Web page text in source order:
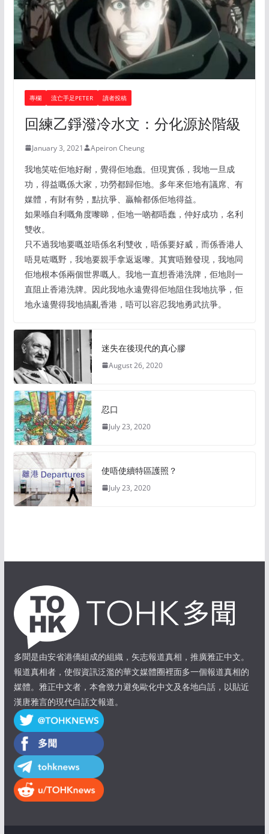
專欄 流亡手足PETER 讀者投稿
回練乙錚潑冷水文：分化源於階級
January 3, 2021 Apeiron Cheung
我地笑咗佢地好耐，覺得佢地蠢。但現實係，我地一旦成
功，得益嘅係大家，功勞都歸佢地。多年來佢地有議席、有
媒體，有財有勢，點抗爭、贏輸都係佢地得益。
如果喺自利嘅角度嚟睇，佢地一啲都唔蠢，仲好成功，名利
雙收。
只不過我地要嘅並唔係名利雙收，唔係要好威，而係香港人
唔見咗嘅野，我地要親手拿返返嚟。其實唔難發現，我地同
佢地根本係兩個世界嘅人。我地一直想香港洗牌，佢地則一
直阻止香港洗牌。因此我地永遠覺得佢地阻住我地抗爭，佢
地永遠覺得我地搞亂香港，唔可以容忍我地勇武抗爭。
迷失在後現代的真心膠
August 26, 2020
忍口
July 23, 2020
使唔使續特區護照？
July 23, 2020
多聞是由安省港僑組成的組織，矢志報道真相，推廣雅正中文。
報道真相者，使假資訊泛濫的華文媒體圈裡面多一個報道真相的
媒體。雅正中文者，本會致力避免歐化中文及各地白話，以貼近
漢唐雅言的現代白話文報道。